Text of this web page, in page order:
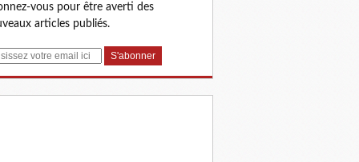
vous pour être averti des
articles publiés.